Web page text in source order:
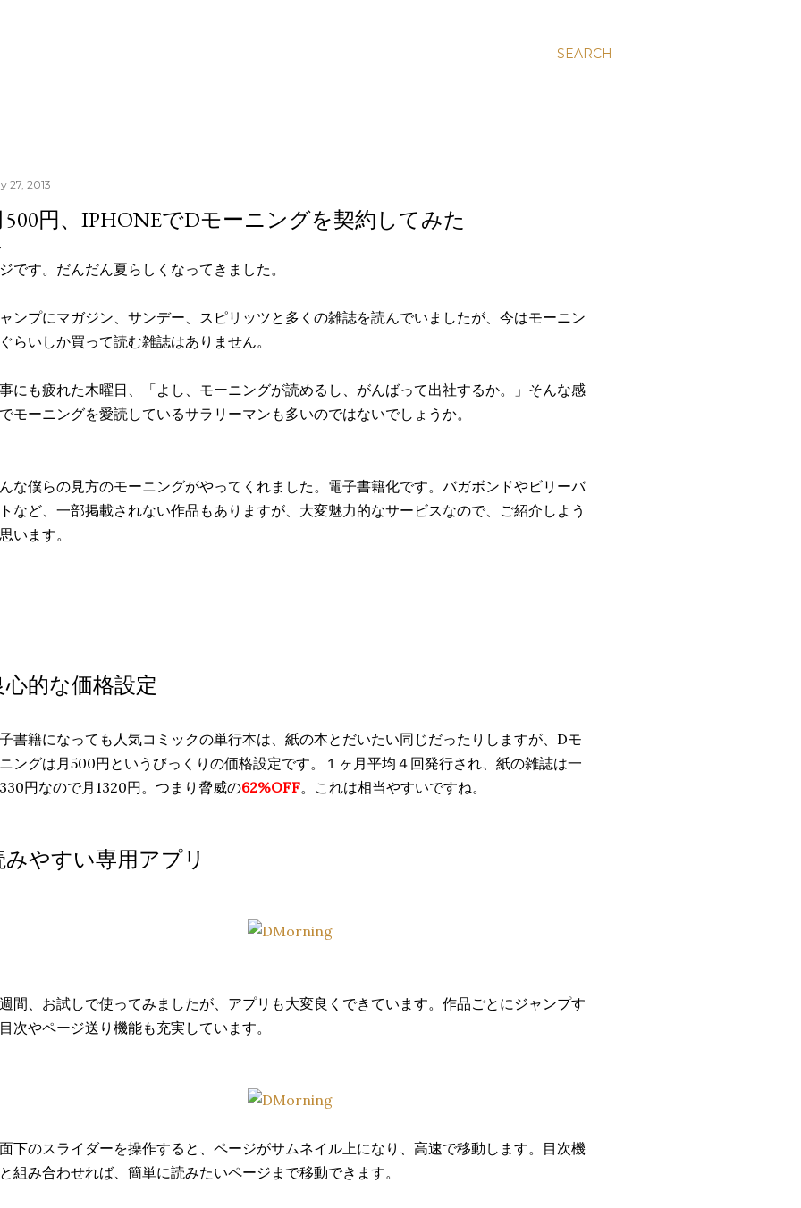
SEARCH
27, 2013
500円、IPHONEでDモーニングを契約してみた
です。だんだん夏らしくなってきました。
ンプにマガジン、サンデー、スピリッツと多くの雑誌を読んでいましたが、今はモーニン
らいしか買って読む雑誌はありません。
にも疲れた木曜日、「よし、モーニングが読めるし、がんばって出社するか。」そんな感
モーニングを愛読しているサラリーマンも多いのではないでしょうか。
な僕らの見方のモーニングがやってくれました。電子書籍化です。バガボンドやビリーバ
など、一部掲載されない作品もありますが、大変魅力的なサービスなので、ご紹介しよう
います。
心的な価格設定
書籍になっても人気コミックの単行本は、紙の本とだいたい同じだったりしますが、Dモ
ングは月500円というびっくりの価格設定です。１ヶ月平均４回発行され、紙の雑誌は一
円なので月1320円。つまり脅威の62%OFF。これは相当やすいですね。
みやすい専用アプリ
間、お試しで使ってみましたが、アプリも大変良くできています。作品ごとにジャンプす
次やページ送り機能も充実しています。
下のスライダーを操作すると、ページがサムネイル上になり、高速で移動します。目次機
組み合わせれば、簡単に読みたいページまで移動できます。